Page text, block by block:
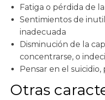
Fatiga o pérdida de
Sentimientos de
inadecuada
Disminución de la
concentrarse, o
Pensar en el
Otras